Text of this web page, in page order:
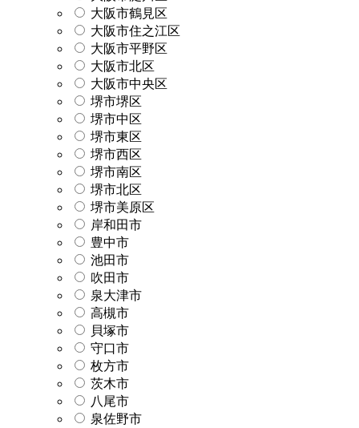
大阪市鶴見区
大阪市住之江区
大阪市平野区
大阪市北区
大阪市中央区
堺市堺区
堺市中区
堺市東区
堺市西区
堺市南区
堺市北区
堺市美原区
岸和田市
豊中市
池田市
吹田市
泉大津市
高槻市
貝塚市
守口市
枚方市
茨木市
八尾市
泉佐野市